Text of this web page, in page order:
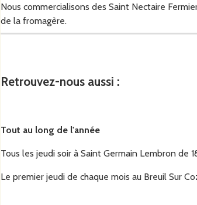
Nous commercialisons des Saint Nectaire
de la fromagère.
génisses et des porcs en caissette ou en
Retrouvez-nous aussi :
Tout au long de l'année
Tous les jeudi soir à Saint Germain Lembron de
Le premier jeudi de chaque mois au Breuil Sur